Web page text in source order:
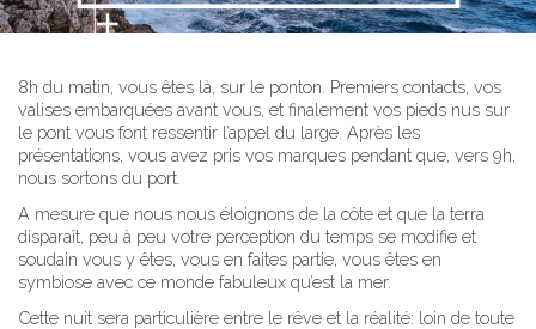
8h du matin, vous êtes là, sur le ponton. Premiers contacts, vos
valises embarquées avant vous, et finalement vos pieds nus sur
le pont vous font ressentir l’appel du large. Après les
présentations, vous avez pris vos marques pendant que, vers 9h,
nous sortons du port.
A mesure que nous nous éloignons de la côte et que la terra
disparaît, peu à peu votre perception du temps se modifie et
soudain vous y êtes, vous en faites partie, vous êtes en
symbiose avec ce monde fabuleux qu’est la mer.
Cette nuit sera particulière entre le rêve et la réalité: loin de toute